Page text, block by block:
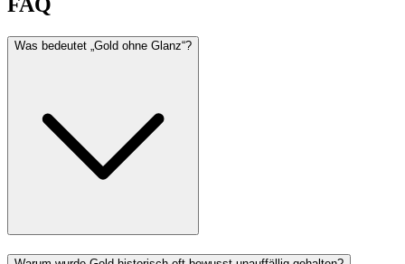
Was bedeutet „Gold ohne Glanz“?